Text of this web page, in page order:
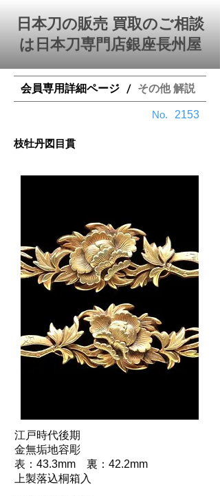
日本刀の販売 買取のご相談
は日本刀専門店銀座⻑州屋
会員専用詳細ページ / その他 解説
​No. 2153
枝牡丹図目貫
江戸時代後期
金無垢地容彫
表：43.3mm 裏：42.2mm
上製落込桐箱入